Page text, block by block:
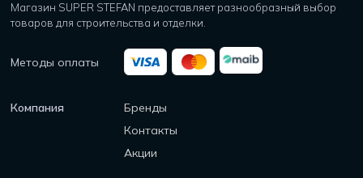
Магазин SUPER STEFAN предоставляет разнообразный выбор
товаров для строительства и отделки.
Методы оплаты
Компания
Бренды
Контакты
Акции